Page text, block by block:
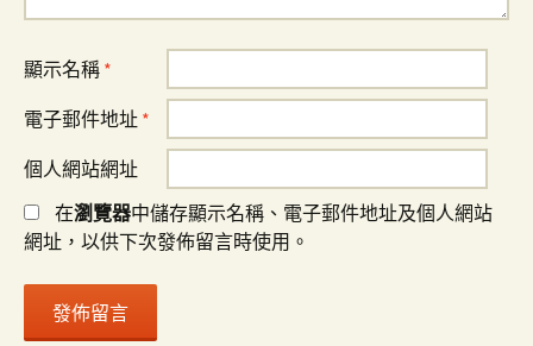
顯示名稱 *
電子郵件地址 *
個人網站網址
在瀏覽器中儲存顯示名稱、電子郵件地址及個人網站
網址，以供下次發佈留言時使用。